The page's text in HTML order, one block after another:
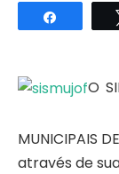
O
MUNICIPAIS
através de